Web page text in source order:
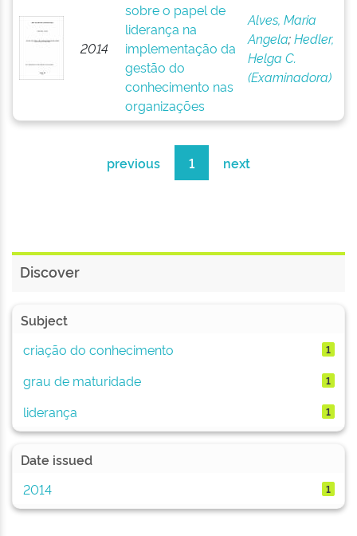
2014
sobre o papel de
liderança na
implementação da
gestão do
conhecimento nas
organizações
Alves, Maria
Angela;Hedler,
Helga C.
(Examinadora)
previous 1 next
Discover
Subject
criação do conhecimento
1
grau de maturidade 1
liderança 1
Date issued
2014
1